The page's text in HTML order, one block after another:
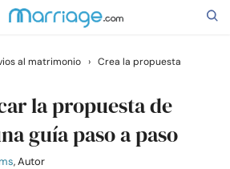
al matrimonio › Crea la propuesta
la propuesta de
guía paso a paso
, Autor